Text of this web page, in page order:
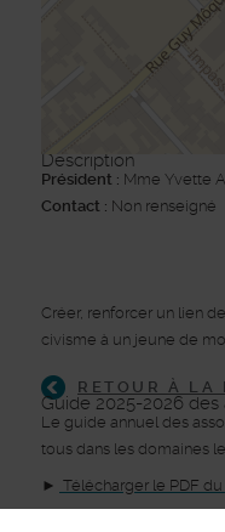
Description
Président : Mme Yvette
Contact : Non renseigné
Créer, renforcer un lien
civisme à un jeune de
RETOUR À LA
Guide 2025-2026 des
Le guide annuel des
tous dans les domaines
► Télécharger le PDF